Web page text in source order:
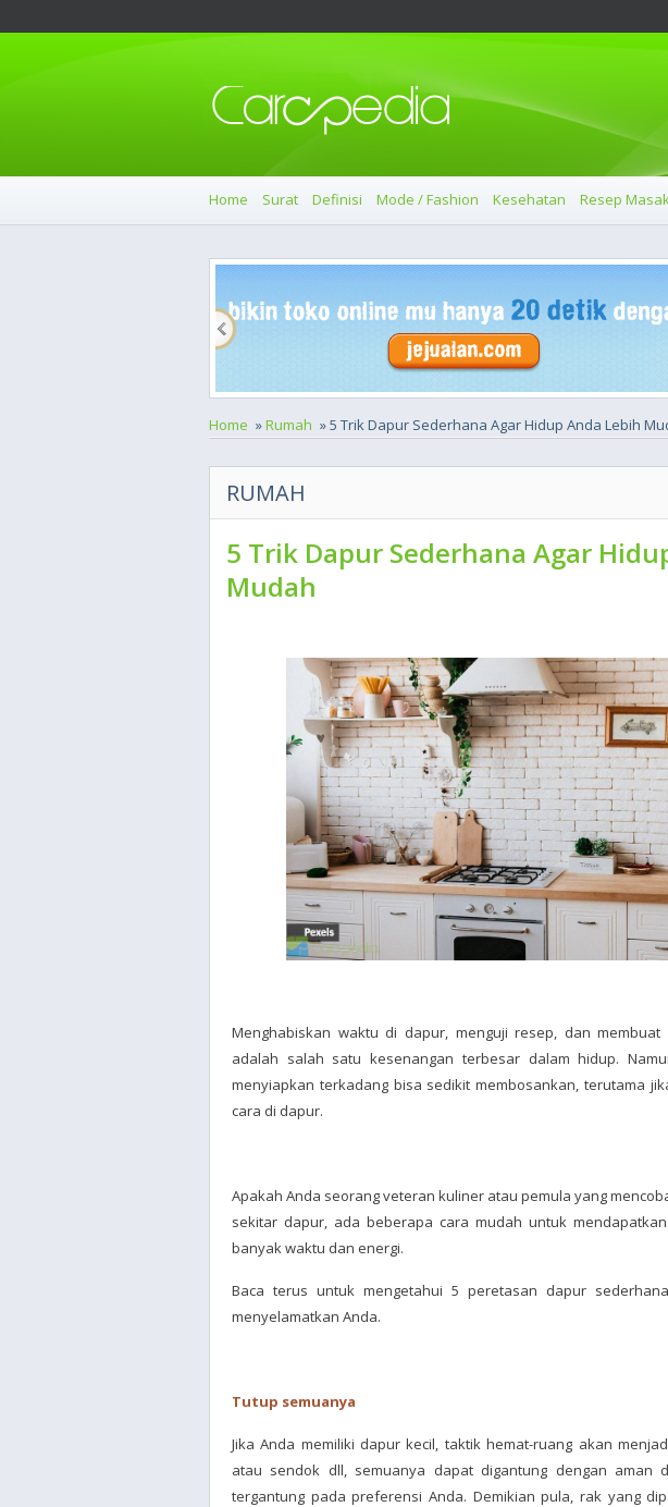
Home Surat Definisi Mode / Fashion Kesehatan Resep
Home »Rumah » 5 Trik Dapur Sederhana Agar Hidup Anda Lebih
RUMAH
5 Trik Dapur Sederhana Agar
Mudah
Menghabiskan waktu di dapur, menguji resep, dan
adalah salah satu kesenangan terbesar dalam hidup.
menyiapkan terkadang bisa sedikit membosankan, terutama
cara di dapur.
Apakah Anda seorang veteran kuliner atau pemula yang
sekitar dapur, ada beberapa cara mudah untuk
banyak waktu dan energi.
Baca terus untuk mengetahui 5 peretasan dapur
menyelamatkan Anda.
Tutup semuanya
Jika Anda memiliki dapur kecil, taktik hemat-ruang akan
atau sendok dll, semuanya dapat digantung dengan aman
tergantung pada preferensi Anda. Demikian pula, rak yang